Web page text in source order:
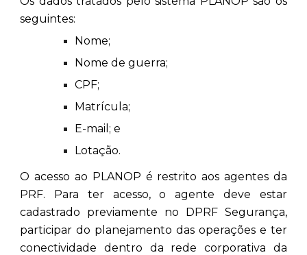
seguintes:
Nome;
Nome de guerra;
CPF;
Matrícula;
E-mail; e
Lotação.
O acesso ao PLANOP é restrito aos agentes da
PRF. Para ter acesso, o agente deve estar
cadastrado previamente no DPRF Segurança,
participar do planejamento das operações e ter
conectividade dentro da rede corporativa da